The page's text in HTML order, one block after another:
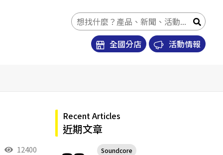
活動情報
全國分店
12400
Recent Articles
近期文章
Soundcore